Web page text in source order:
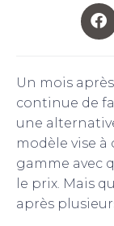
Un mois après
continue de
une
modèle vise
gamme avec
le prix. Mais
après